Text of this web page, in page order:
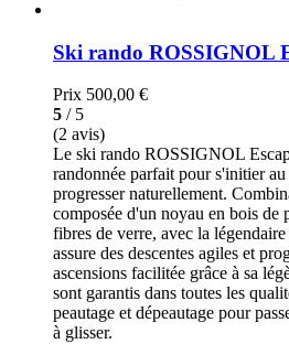
Ski rando ROSSIGNOL
Prix 500,00 €
5 / 5
(2 avis)
Le ski rando ROSSIGNOL
randonnée parfait pour s'initier
progresser naturellement.
composée d'un noyau en bois de
fibres de verre, avec la
assure des descentes agiles et
ascensions facilitée grâce à sa
sont garantis dans toutes les
peautage et dépeautage pour
à glisser.